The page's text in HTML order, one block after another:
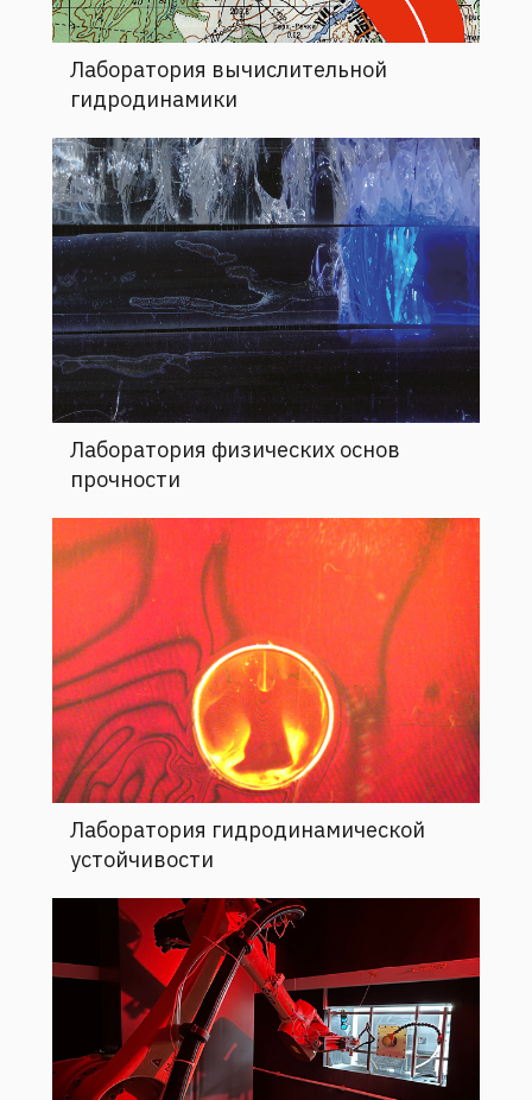
Лаборатория вычислительной
гидродинамики
Лаборатория физических основ
прочности
Лаборатория гидродинамической
устойчивости